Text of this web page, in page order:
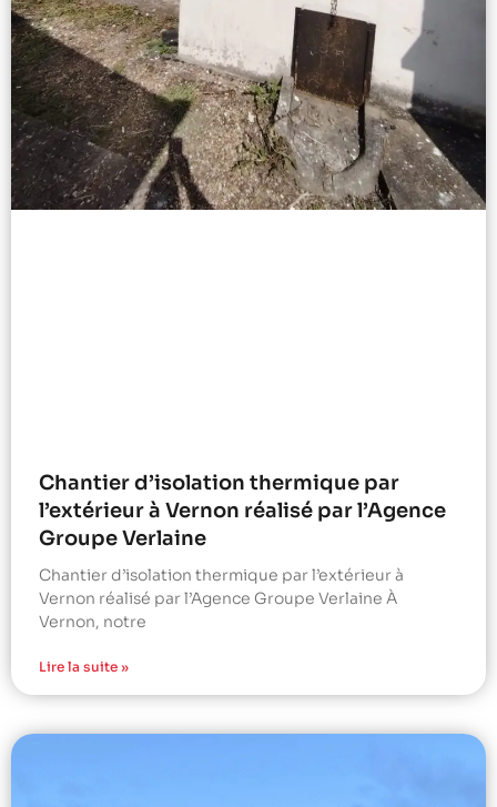
Chantier d’isolation thermique par
l’extérieur à Vernon réalisé par l’Agence
Groupe Verlaine
Chantier d’isolation thermique par l’extérieur à
Vernon réalisé par l’Agence Groupe Verlaine À
Vernon, notre
Lire la suite »